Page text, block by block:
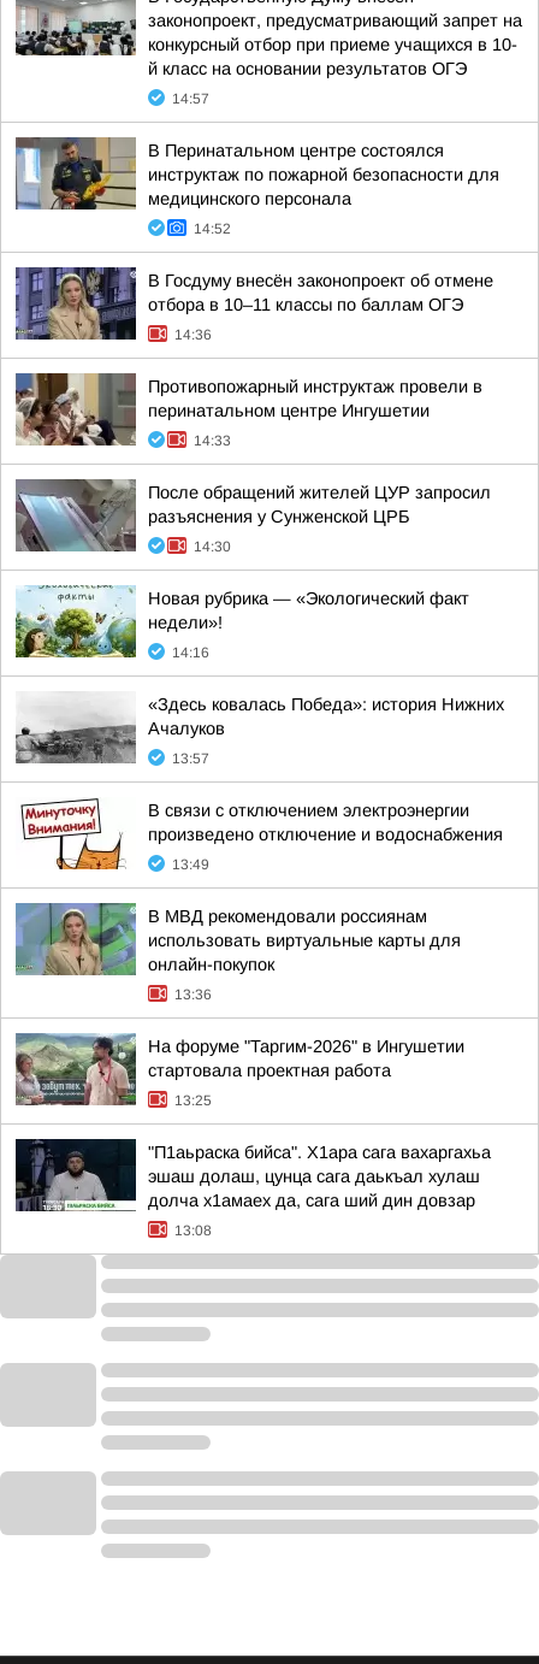
законопроект, предусматривающий запрет на
конкурсный отбор при приеме учащихся в 10-
й класс на основании результатов ОГЭ
14:57
В Перинатальном центре состоялся
инструктаж по пожарной безопасности для
медицинского персонала
14:52
В Госдуму внесён законопроект об отмене
отбора в 10–11 классы по баллам ОГЭ
14:36
Противопожарный инструктаж провели в
перинатальном центре Ингушетии
14:33
После обращений жителей ЦУР запросил
разъяснения у Сунженской ЦРБ
14:30
Новая рубрика — «Экологический факт
недели»!
14:16
«Здесь ковалась Победа»: история Нижних
Ачалуков
13:57
В связи с отключением электроэнергии
произведено отключение и водоснабжения
13:49
В МВД рекомендовали россиянам
использовать виртуальные карты для
онлайн-покупок
13:36
На форуме "Таргим-2026" в Ингушетии
стартовала проектная работа
13:25
"П1аьраска бийса". Х1ара сага вахаргахьа
эшаш долаш, цунца сага даькъал хулаш
долча х1амаех да, сага ший дин довзар
13:08